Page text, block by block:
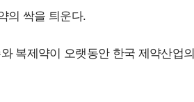
의 싹을 틔운다.
복제약이 오랫동안 한국 제약산업의